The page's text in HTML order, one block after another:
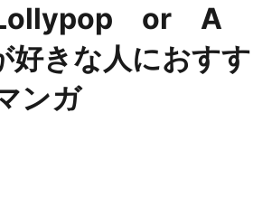
or A
好きな人におすす
ンガ